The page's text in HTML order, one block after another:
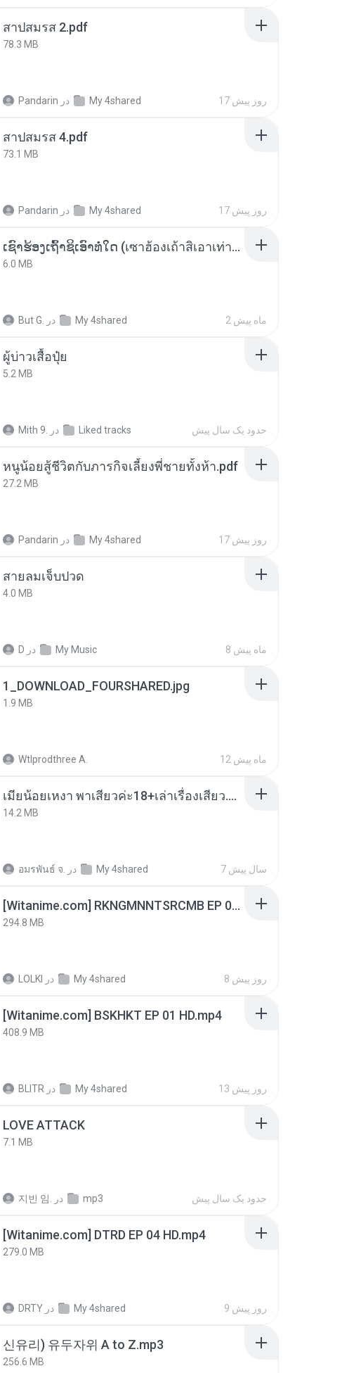
สาปสมรส 2.pdf
78.3 MB
Pandarin در My 4shared 17 روز پیش
สาปสมรส 4.pdf
73.1 MB
Pandarin در My 4shared 17 روز پیش
ເຊົາຮ້ອງເຖົ້າຊິເອົາທໍ່ໃດ (เซาฮ้องเถ้าสิเอาเท่าใด) ບຸນເກີດ ຫນູຫ່ວງ ft. ໂສພາ ຈຸນທະລາ
6.0 MB
But G. در My 4shared 2 ماه پیش
ผู้บ่าวเสื้อปุ๋ย
5.2 MB
Mith 9. در Liked tracks حدود یک سال پیش
หนูน้อยสู้ชีวิตกับภารกิจเลี้ยงพี่ชายทั้งห้า.pdf
27.2 MB
Pandarin در My 4shared 17 روز پیش
สายลมเจ็บปวด
4.0 MB
D در My Music 8 ماه پیش
1_DOWNLOAD_FOURSHARED.jpg
1.9 MB
Wtlprodthree A. 12 ماه پیش
เมียน้อยเหงา พาเสียวค่ะ18+เล่าเรื่องเสียว.mp3
14.2 MB
อมรพันธ์ จ. در My 4shared 7 سال پیش
[Witanime.com] RKNGMNNTSRCMB EP 06 HD.mp4
294.8 MB
LOLKI در My 4shared 8 روز پیش
[Witanime.com] BSKHKT EP 01 HD.mp4
408.9 MB
BLITR در My 4shared 13 روز پیش
LOVE ATTACK
7.1 MB
지빈 임. در mp3 حدود یک سال پیش
[Witanime.com] DTRD EP 04 HD.mp4
279.0 MB
DRTY در My 4shared 9 روز پیش
신유리) 유두자위 A to Z.mp3
256.6 MB